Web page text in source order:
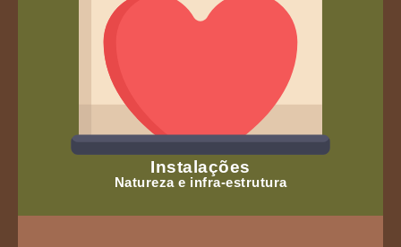
Instalações
Natureza e infra-estrutura